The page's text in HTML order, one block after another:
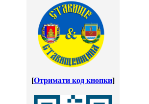
[Отримати код кнопки]